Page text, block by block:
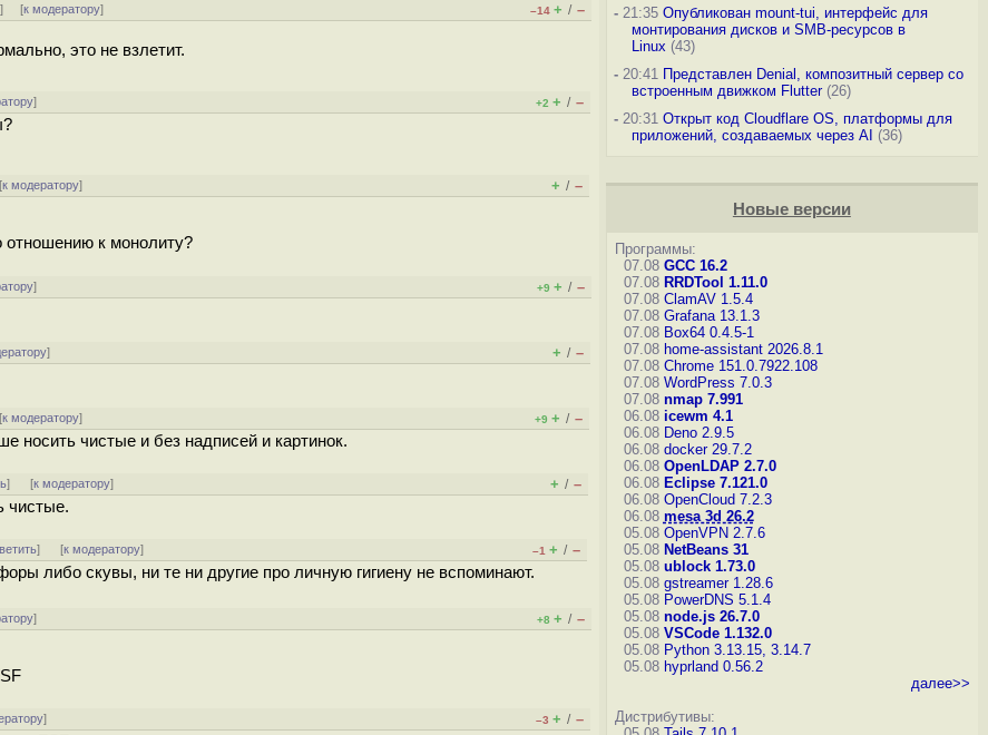
] [к модератору] –14 + / –
это не взлетит.
] +2 + / –
к модератору] + / –
отношению к монолиту?
] +9 + / –
] + / –
к модератору] +9 + / –
носить чистые и без надписей и картинок.
] [к модератору] + / –
чистые.
] [к модератору] –1 + / –
либо скувы, ни те ни другие про личную гигиену не вспоминают.
] +8 + / –
] –3 + / –
-21:35 Опубликован mount-tui, интерфейс для
монтирования дисков и SMB-ресурсов в
Linux (43)
-20:41 Представлен Denial, композитный сервер со
встроенным движком Flutter(26)
-20:31 Открыт код Cloudflare OS, платформы для
приложений, создаваемых через AI (36)
Новые версии
Программы:
07.08 GCC 16.2
07.08 RRDTool 1.11.0
07.08 ClamAV 1.5.4
07.08 Grafana 13.1.3
07.08 Box64 0.4.5-1
07.08 home-assistant 2026.8.1
07.08 Chrome 151.0.7922.108
07.08 WordPress 7.0.3
07.08 nmap 7.991
06.08 icewm 4.1
06.08 Deno 2.9.5
06.08 docker 29.7.2
06.08 OpenLDAP 2.7.0
06.08 Eclipse 7.121.0
06.08 OpenCloud 7.2.3
06.08 mesa 3d 26.2
05.08 OpenVPN 2.7.6
05.08 NetBeans 31
05.08 ublock 1.73.0
05.08 gstreamer 1.28.6
05.08 PowerDNS 5.1.4
05.08 node.js 26.7.0
05.08 VSCode 1.132.0
05.08 Python 3.13.15, 3.14.7
05.08 hyprland 0.56.2
далее>>
Дистрибутивы: